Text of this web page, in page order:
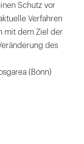
Schutz vor
Verfahren
mit dem Ziel der
des
(Bonn)